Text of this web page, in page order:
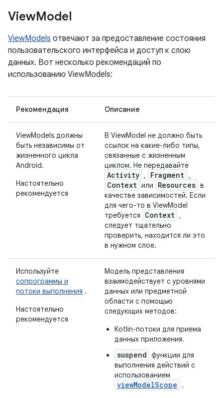
ViewModel
ViewModels отвечают за предоставление состояния
пользовательского интерфейса и доступ к слою
данных. Вот несколько рекомендаций по
использованию ViewModels:
Рекомендация Описание
ViewModels должны
быть независимы от
жизненного цикла
Android.
Настоятельно
рекомендуется
В ViewModel не должно быть
ссылок на какие-либо типы,
связанные с жизненным
циклом. Не передавайте
Activity , Fragment ,
Context или Resources в
качестве зависимостей. Если
для чего-то в ViewModel
требуется
Context ,
следует тщательно
проверить, находится ли это
в нужном слое.
Используйте
сопрограммы и
потоки выполнения .
Настоятельно
рекомендуется
Модель представления
взаимодействует с уровнями
данных или предметной
области с помощью
следующих методов:
Kotlin-потоки для приема
данных приложения.
suspend
функции для
выполнения действий с
использованием
viewModelScope .